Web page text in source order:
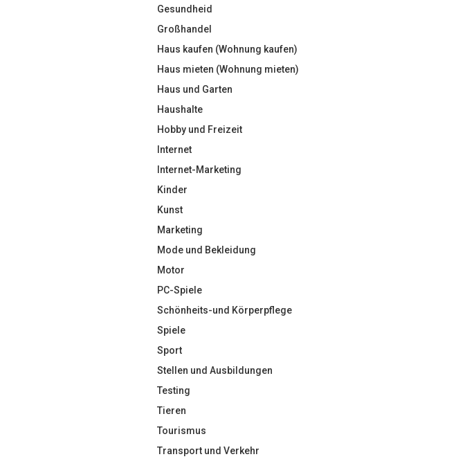
Gesundheid
Großhandel
Haus kaufen (Wohnung kaufen)
Haus mieten (Wohnung mieten)
Haus und Garten
Haushalte
Hobby und Freizeit
Internet
Internet-Marketing
Kinder
Kunst
Marketing
Mode und Bekleidung
Motor
PC-Spiele
Schönheits-und Körperpflege
Spiele
Sport
Stellen und Ausbildungen
Testing
Tieren
Tourismus
Transport und Verkehr